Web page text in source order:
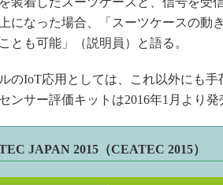
になった場合、「スーツケースの動
とも可能」（説明員）と語る。
のIoT応用としては、これ以外にも手
ンサー評価キットは2016年1月より発
JAPAN 2015（CEATEC 2015）